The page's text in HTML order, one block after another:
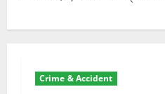
Crime & Accident